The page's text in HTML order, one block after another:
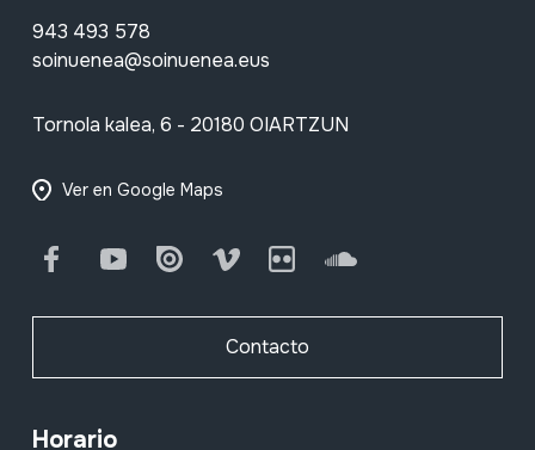
943 493 578
soinuenea@soinuenea.eus
Tornola kalea, 6 - 20180 OIARTZUN
Ver en Google Maps
FacebookYoutube Issuu Vimeo Flickr SoundCloud
Contacto
Horario